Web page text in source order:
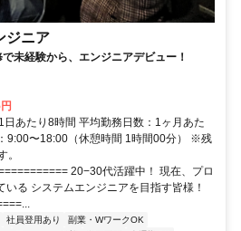
ジニア
未経験から、エンジニアデビュー！
あたり8時間 平均勤務日数：1ヶ月あた
9:00〜18:00（休憩時間 1時間00分） ※残
。
20−30代活躍中！ 現在、プロ
いる システムエンジニアを目指す皆様！
社員登用あり
副業・WワークOK